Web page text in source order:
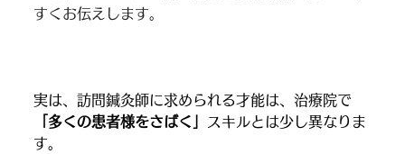
すくお伝えします。
実は、訪問鍼灸師に求められる才能は、治療院で
「多くの患者様をさばく」
スキルとは少し異なりま
す。